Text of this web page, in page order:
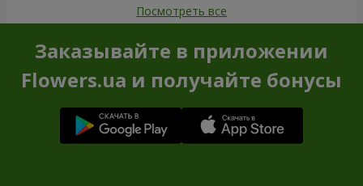
Посмотреть все
Заказывайте в приложении
Flowers.ua и получайте бонусы